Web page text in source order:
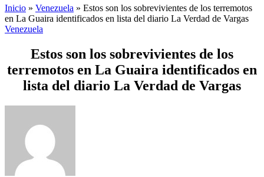
Inicio » Venezuela » Estos son los sobrevivientes de los terremotos
en La Guaira identificados en lista del diario La Verdad de Vargas
Venezuela
Estos son los sobrevivientes de los
terremotos en La Guaira identificados en
lista del diario La Verdad de Vargas